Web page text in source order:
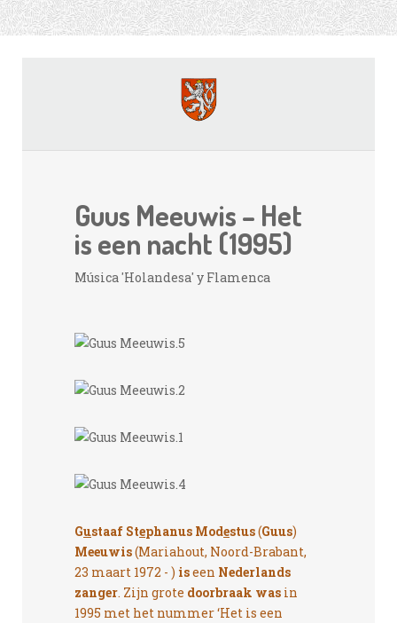
Guus Meeuwis – Het
is een nacht (1995)
Música 'Holandesa' y Flamenca
Gustaaf Stephanus Modestus(Guus)
Meeuwis(Mariahout, Noord-Brabant,
23 maart 1972 - ) iseen Nederlands
zanger. Zijn grote doorbraak was in
1995 met het nummer ‘Het is een